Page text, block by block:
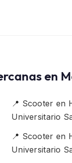
en
📍 Scooter en
Universitario
📍 Scooter en
Universitario